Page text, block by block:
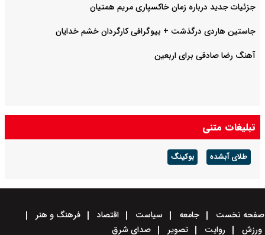
جزئیات جدید درباره زمان خاکسپاری مریم همتیان
جاستین هاردی درگذشت + بیوگرافی کارگردان خشم خدایان
آهنگ رضا صادقی برای اربعین
تبلیغات متنی
طلای آبشده بوکینگ
صفحه نخست جامعه سیاست اقتصاد
فرهنگ و هنر
ورزش
روایت تصویر صدای شرق